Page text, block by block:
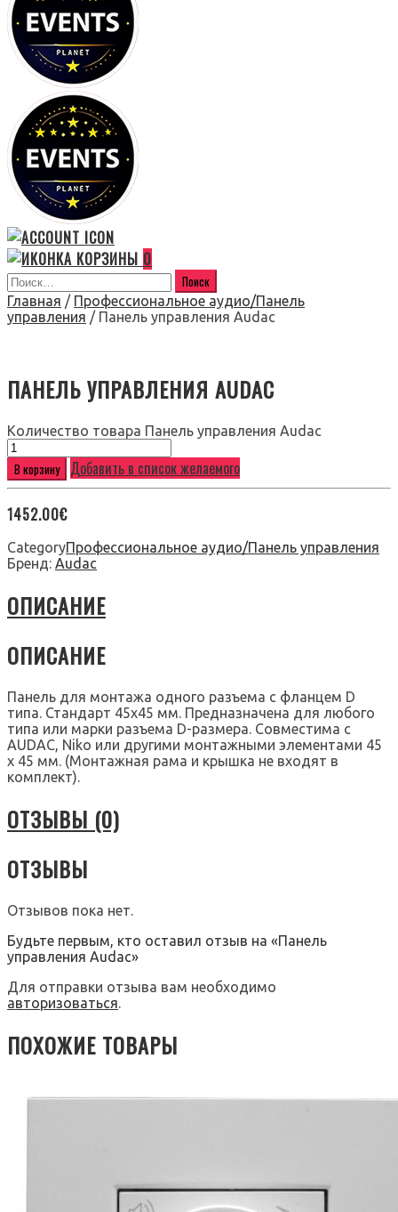
0
Главная / Профессиональное аудио/Панель
управления / Панель управления Audac
ПАНЕЛЬ УПРАВЛЕНИЯ AUDAC
Количество товара Панель управления Audac
В корзину Добавить в список желаемого
1452.00€
CategoryПрофессиональное аудио/Панель управления
Бренд: Audac
ОПИСАНИЕ
ОПИСАНИЕ
Панель для монтажа одного разъема с фланцем D
типа. Стандарт 45х45 мм. Предназначена для любого
типа или марки разъема D-размера. Совместима с
AUDAC, Niko или другими монтажными элементами 45
x 45 мм. (Монтажная рама и крышка не входят в
комплект).
ОТЗЫВЫ (0)
ОТЗЫВЫ
Отзывов пока нет.
Будьте первым, кто оставил отзыв на «Панель
управления Audac»
Для отправки отзыва вам необходимо
авторизоваться.
ПОХОЖИЕ ТОВАРЫ